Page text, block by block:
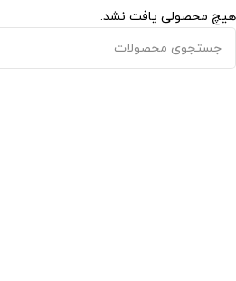
هیچ محصولی یافت نشد.